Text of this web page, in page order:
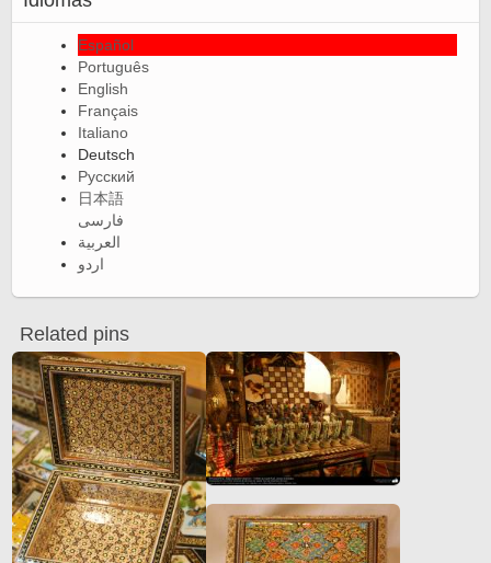
Español
Português
English
Français
Italiano
Deutsch
Русский
日本語
فارسی
العربية
اردو
Related pins